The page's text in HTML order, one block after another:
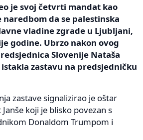
je svoj četvrti mandat kao
da se palestinska
vladine zgrade u Ljubljani,
godine. Ubrzo nakon ovog
Slovenije Nataša
zastavu na predsjedničku
zastave signalizirao je oštar
koji je blisko povezan s
Donaldom Trumpom i